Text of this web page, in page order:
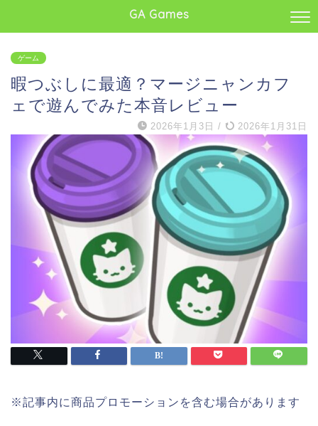
GA Games
ゲーム
暇つぶしに最適？マージニャンカフ
ェで遊んでみた本音レビュー
2026年1月3日 / 2026年1月31日
※記事内に商品プロモーションを含む場合があります